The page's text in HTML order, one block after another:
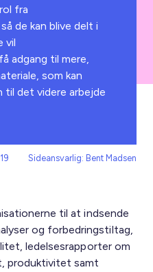
fra
de kan blive delt i
vil
adgang til mere,
som kan
til det videre arbejde
Sideansvarlig: Bent Madsen
til at indsende
og forbedringstiltag,
ledelsesrapporter om
produktivitet samt